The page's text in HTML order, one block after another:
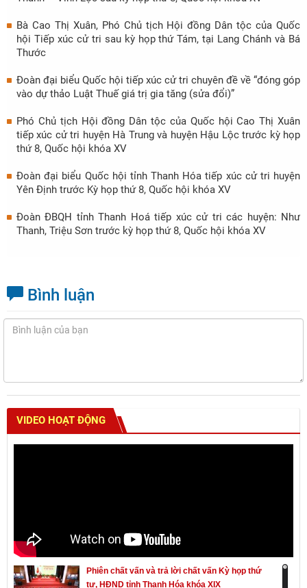
Bà Cao Thị Xuân, Phó Chủ tịch Hội đồng Dân tộc của Quốc
hội Tiếp xúc cử tri sau kỳ họp thứ Tám, tại Lang Chánh và Bá
Thước
Đoàn đại biểu Quốc hội tiếp xúc cử tri chuyên đề về “đóng góp
vào dự thảo Luật Thuế giá trị gia tăng (sửa đổi)”
Phó Chủ tịch Hội đồng Dân tộc của Quốc hội Cao Thị Xuân
tiếp xúc cử tri huyện Hà Trung và huyện Hậu Lộc trước kỳ họp
thứ 8, Quốc hội khóa XV
Đoàn đại biểu Quốc hội tỉnh Thanh Hóa tiếp xúc cử tri huyện
Yên Định trước Kỳ họp thứ 8, Quốc hội khóa XV
Đoàn ĐBQH tỉnh Thanh Hoá tiếp xúc cử tri các huyện: Như
Thanh, Triệu Sơn trước kỳ họp thứ 8, Quốc hội khóa XV
Bình luận
VIDEO HOẠT ĐỘNG
Phiên chất vấn và trả lời chất vấn Kỳ họp thứ
tư, HĐND tỉnh Thanh Hóa khóa XIX